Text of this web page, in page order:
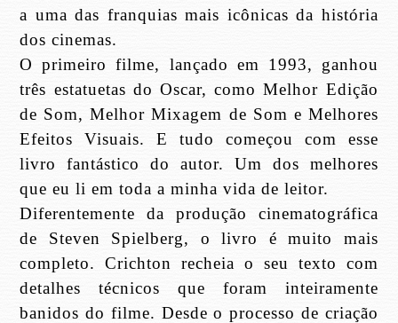
a uma das franquias mais icônicas da história
dos cinemas.
O primeiro filme, lançado em 1993, ganhou
três estatuetas do Oscar, como Melhor Edição
de Som, Melhor Mixagem de Som e Melhores
Efeitos Visuais. E tudo começou com esse
livro fantástico do autor. Um dos melhores
que eu li em toda a minha vida de leitor.
Diferentemente da produção cinematográfica
de Steven Spielberg, o livro é muito mais
completo. Crichton recheia o seu texto com
detalhes técnicos que foram inteiramente
banidos do filme. Desde o processo de criação